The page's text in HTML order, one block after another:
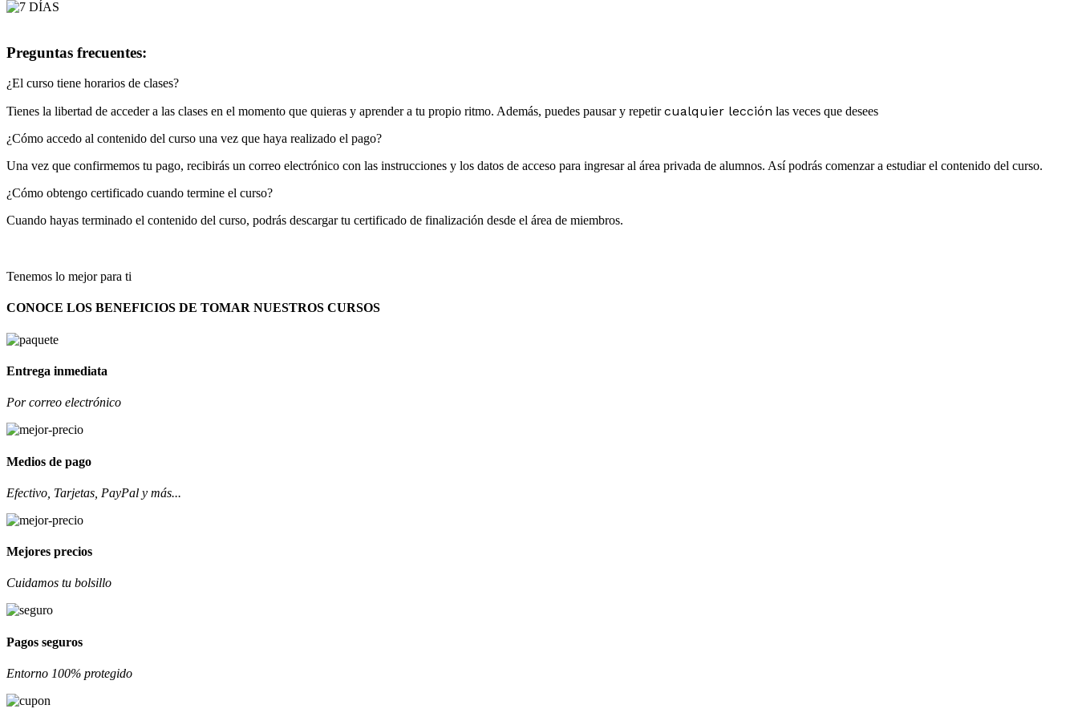
Preguntas frecuentes:
¿El curso tiene horarios de clases?
Tienes la libertad de acceder a las clases en el momento que quieras y aprender a tu propio ritmo. Además, puedes pausar y repetircualquier lección las veces que desees
¿Cómo accedo al contenido del curso una vez que haya realizado el pago?
Una vez que confirmemos tu pago, recibirás un correo electrónico con las instrucciones y los datos de acceso para ingresar al área privada de alumnos. Así podrás comenzar a estudiar el contenido del curso.
¿Cómo obtengo certificado cuando termine el curso?
Cuando hayas terminado el contenido del curso, podrás descargar tu certificado de finalización desde el área de miembros.
Tenemos lo mejor para ti
CONOCE LOS BENEFICIOS DE TOMAR NUESTROS CURSOS
Entrega inmediata
Por correo electrónico
Medios de pago
Efectivo, Tarjetas, PayPal y más...
Mejores precios
Cuidamos tu bolsillo
Pagos seguros
Entorno 100% protegido